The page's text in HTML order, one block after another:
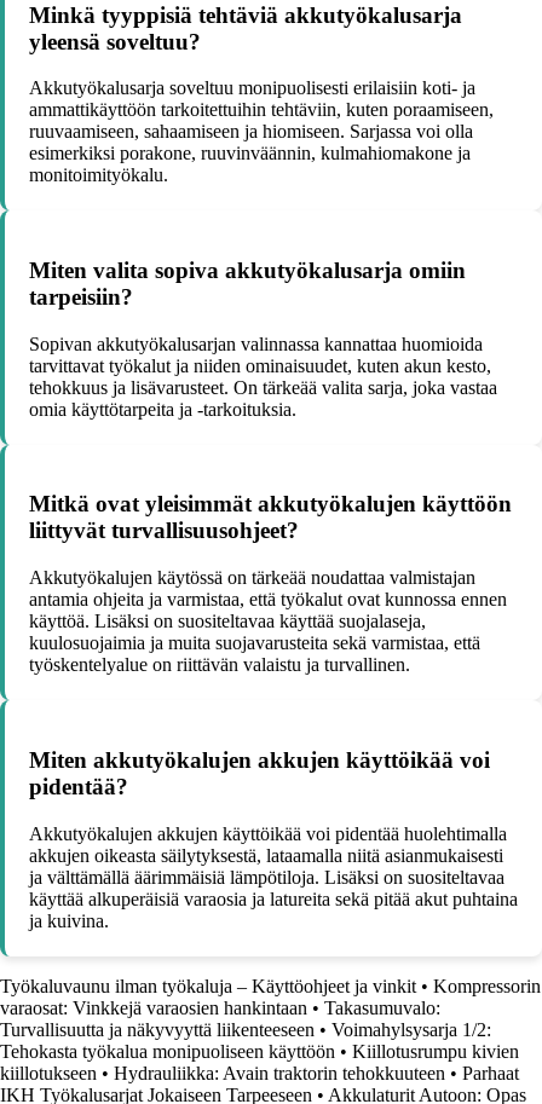
Minkä tyyppisiä tehtäviä akkutyökalusarja
yleensä soveltuu?
Akkutyökalusarja soveltuu monipuolisesti erilaisiin koti- ja
ammattikäyttöön tarkoitettuihin tehtäviin, kuten poraamiseen,
ruuvaamiseen, sahaamiseen ja hiomiseen. Sarjassa voi olla
esimerkiksi porakone, ruuvinväännin, kulmahiomakone ja
monitoimityökalu.
Miten valita sopiva akkutyökalusarja omiin
tarpeisiin?
Sopivan akkutyökalusarjan valinnassa kannattaa huomioida
tarvittavat työkalut ja niiden ominaisuudet, kuten akun kesto,
tehokkuus ja lisävarusteet. On tärkeää valita sarja, joka vastaa
omia käyttötarpeita ja -tarkoituksia.
Mitkä ovat yleisimmät akkutyökalujen käyttöön
liittyvät turvallisuusohjeet?
Akkutyökalujen käytössä on tärkeää noudattaa valmistajan
antamia ohjeita ja varmistaa, että työkalut ovat kunnossa ennen
käyttöä. Lisäksi on suositeltavaa käyttää suojalaseja,
kuulosuojaimia ja muita suojavarusteita sekä varmistaa, että
työskentelyalue on riittävän valaistu ja turvallinen.
Miten akkutyökalujen akkujen käyttöikää voi
pidentää?
Akkutyökalujen akkujen käyttöikää voi pidentää huolehtimalla
akkujen oikeasta säilytyksestä, lataamalla niitä asianmukaisesti
ja välttämällä äärimmäisiä lämpötiloja. Lisäksi on suositeltavaa
käyttää alkuperäisiä varaosia ja latureita sekä pitää akut puhtaina
ja kuivina.
Työkaluvaunu ilman työkaluja – Käyttöohjeet ja vinkit • Kompressorin
varaosat: Vinkkejä varaosien hankintaan • Takasumuvalo:
Turvallisuutta ja näkyvyyttä liikenteeseen • Voimahylsysarja 1/2:
Tehokasta työkalua monipuoliseen käyttöön • Kiillotusrumpu kivien
kiillotukseen • Hydrauliikka: Avain traktorin tehokkuuteen • Parhaat
IKH Työkalusarjat Jokaiseen Tarpeeseen • Akkulaturit Autoon: Opas